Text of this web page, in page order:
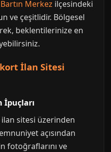
Bartın Merkez ilçesindeki
ve çeşitlidir. Bölgesel
beklentilerinize en
İlan Sitesi
İpuçları
sitesi üzerinden
açısından
fotoğraflarını ve